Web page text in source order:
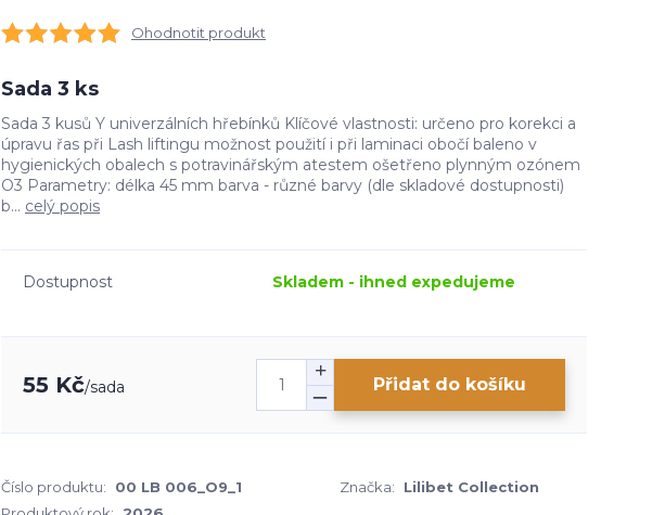
Ohodnotit produkt
Sada 3 ks
Sada 3 kusů Y univerzálních hřebínků Klíčové vlastnosti: určeno pro korekci a
úpravu řas při Lash liftingu možnost použití i při laminaci obočí baleno v
hygienických obalech s potravinářským atestem ošetřeno plynným ozónem
O3 Parametry: délka 45 mm barva - různé barvy (dle skladové dostupnosti)
b... celý popis
Dostupnost Skladem - ihned expedujeme
55 Kč/sada Přidat do košíku
Číslo produktu: 00 LB 006_O9_1 Značka:
Lilibet Collection